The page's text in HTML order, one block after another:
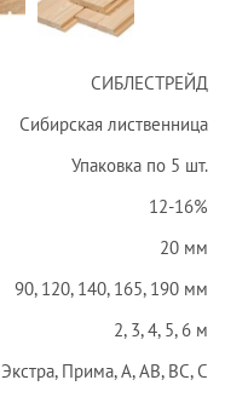
СИБЛЕСТРЕЙД
Сибирская лиственница
Упаковка по 5 шт.
12-16%
20 мм
90, 120, 140, 165, 190 мм
2, 3, 4, 5, 6 м
Экстра, Прима, A, AB, BC, C